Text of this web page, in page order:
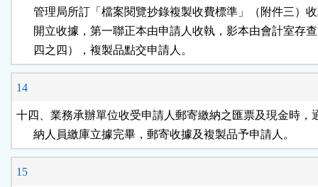
管理局所訂「檔案閱覽抄錄複製收費標準」（附件三）
開立收據，第一聯正本由申請人收執，影本由會計室存
      四之四），複製品點交申請人。
14
十四、業務承辦單位收受申請人郵寄繳納之匯票及現金時，
      納人員繳庫立據完畢，郵寄收據及複製品予申請人。
15